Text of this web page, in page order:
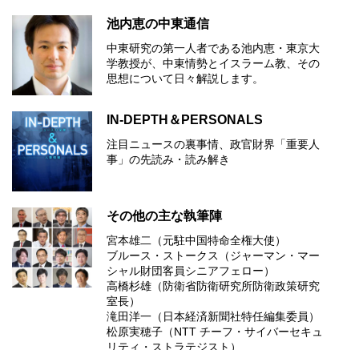
池内恵の中東通信
中東研究の第⼀⼈者である池内恵・東京⼤
学教授が、中東情勢とイスラーム教、その
思想について⽇々解説します。
IN-DEPTH＆PERSONALS
注目ニュースの裏事情、政官財界「重要人
事」の先読み・読み解き
その他の主な執筆陣
宮本雄二（元駐中国特命全権大使）
ブルース・ストークス（ジャーマン・マー
シャル財団客員シニアフェロー）
高橋杉雄（防衛省防衛研究所防衛政策研究
室長）
滝田洋一（日本経済新聞社特任編集委員）
松原実穂子（NTT チーフ・サイバーセキュ
リティ・ストラテジスト）